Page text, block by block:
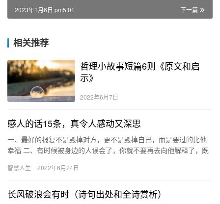
下一篇
2023年1月6日 pm5:01
相关推荐
哲理小故事短篇6则《原文和启
示》
2022年6月7日
感人的话15条，真令人感动又深思
一、最好的报复不是毁掉对方，更不是毁掉自己，而是要过的比他
幸福 二、有时候被身边的人误会了，你就不要再去向他解释了，既
他心…
智慧人生 2022年6月24日
长风破浪会有时（诗句出处和全诗赏析）